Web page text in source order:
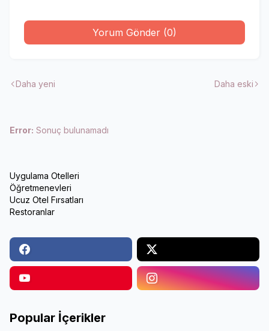
Yorum Gönder (0)
Daha yeni Daha eski
Error: Sonuç bulunamadı
Uygulama Otelleri
Öğretmenevleri
Ucuz Otel Fırsatları
Restoranlar
Popular İçerikler